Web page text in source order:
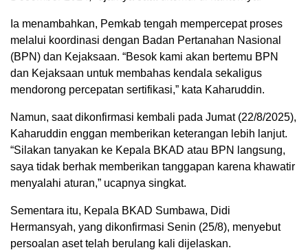
Ia menambahkan, Pemkab tengah mempercepat proses
melalui koordinasi dengan Badan Pertanahan Nasional
(BPN) dan Kejaksaan. “Besok kami akan bertemu BPN
dan Kejaksaan untuk membahas kendala sekaligus
mendorong percepatan sertifikasi,” kata Kaharuddin.
Namun, saat dikonfirmasi kembali pada Jumat (22/8/2025),
Kaharuddin enggan memberikan keterangan lebih lanjut.
“Silakan tanyakan ke Kepala BKAD atau BPN langsung,
saya tidak berhak memberikan tanggapan karena khawatir
menyalahi aturan,” ucapnya singkat.
Sementara itu, Kepala BKAD Sumbawa, Didi
Hermansyah, yang dikonfirmasi Senin (25/8), menyebut
persoalan aset telah berulang kali dijelaskan.